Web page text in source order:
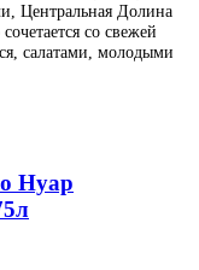
Центральная Долина
со свежей
салатами, молодыми
Нуар